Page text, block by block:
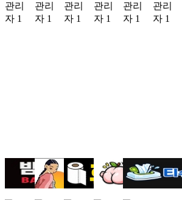
관리
자 1
관리
자 1
관리
자 1
관리
자 1
관리
자 1
관리
자 1